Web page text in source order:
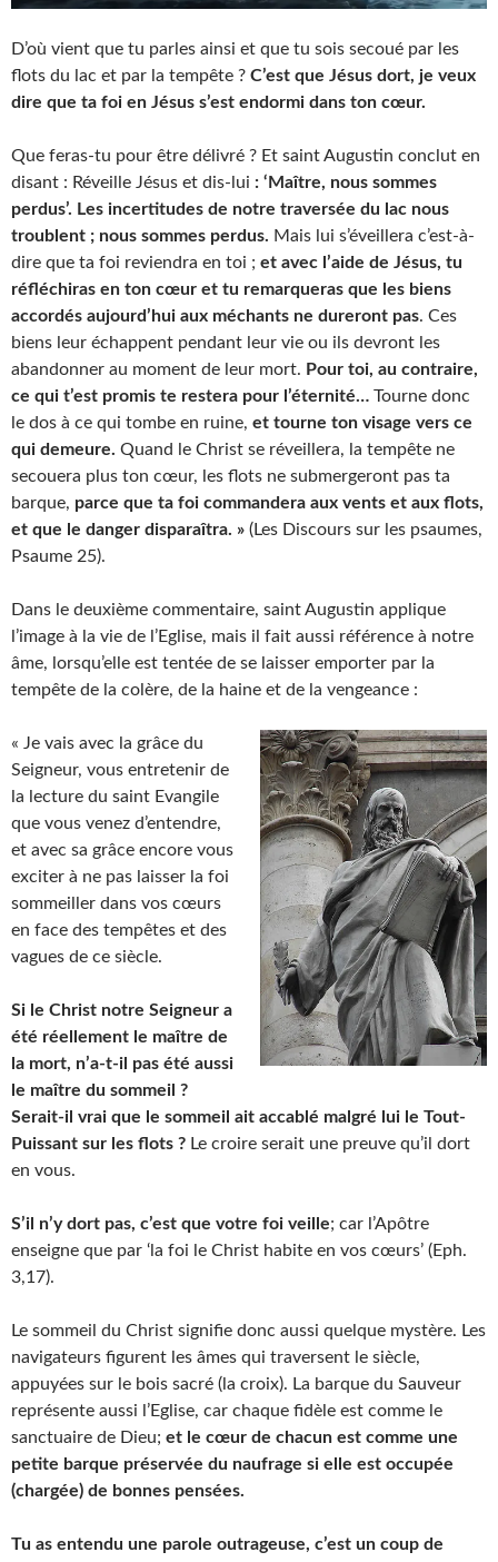
D’où vient que tu parles ainsi et que tu sois secoué par les
flots du lac et par la tempête ? C’est que Jésus dort, je veux
dire que ta foi en Jésus s’est endormi dans ton cœur.
Que feras-tu pour être délivré ? Et saint Augustin conclut en
disant : Réveille Jésus et dis-lui : ‘Maître, nous sommes
perdus’. Les incertitudes de notre traversée du lac nous
troublent ; nous sommes perdus. Mais lui s’éveillera c’est-à-
dire que ta foi reviendra en toi ; et avec l’aide de Jésus, tu
réfléchiras en ton cœur et tu remarqueras que les biens
accordés aujourd’hui aux méchants ne dureront pas. Ces
biens leur échappent pendant leur vie ou ils devront les
abandonner au moment de leur mort. Pour toi, au contraire,
ce qui t’est promis te restera pour l’éternité… Tourne donc
le dos à ce qui tombe en ruine, et tourne ton visage vers ce
qui demeure. Quand le Christ se réveillera, la tempête ne
secouera plus ton cœur, les flots ne submergeront pas ta
barque, parce que ta foi commandera aux vents et aux flots,
et que le danger disparaîtra. » (Les Discours sur les psaumes,
Psaume 25).
Dans le deuxième commentaire, saint Augustin applique
l’image à la vie de l’Eglise, mais il fait aussi référence à notre
âme, lorsqu’elle est tentée de se laisser emporter par la
tempête de la colère, de la haine et de la vengeance :
« Je vais avec la grâce du
Seigneur, vous entretenir de
la lecture du saint Evangile
que vous venez d’entendre,
et avec sa grâce encore vous
exciter à ne pas laisser la foi
sommeiller dans vos cœurs
en face des tempêtes et des
vagues de ce siècle.
Si le Christ notre Seigneur a
été réellement le maître de
la mort, n’a-t-il pas été aussi
le maître du sommeil ?
Serait-il vrai que le sommeil ait accablé malgré lui le Tout-
Puissant sur les flots ? Le croire serait une preuve qu’il dort
en vous.
S’il n’y dort pas, c’est que votre foi veille; car l’Apôtre
enseigne que par ‘la foi le Christ habite en vos cœurs’ (Eph.
3,17).
Le sommeil du Christ signifie donc aussi quelque mystère. Les
navigateurs figurent les âmes qui traversent le siècle,
appuyées sur le bois sacré (la croix). La barque du Sauveur
représente aussi l’Eglise, car chaque fidèle est comme le
sanctuaire de Dieu; et le cœur de chacun est comme une
petite barque préservée du naufrage si elle est occupée
(chargée) de bonnes pensées.
Tu as entendu une parole outrageuse, c’est un coup de